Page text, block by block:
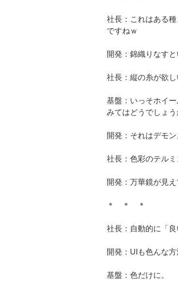
社長：これはある
ですねｗ
開発：錦織りなすと
社長：縦の糸が欲し
基盤：いっそホイ
みてはどうでしょう
開発：それはデモ
社長：色彩のテルミ
開発：万華鏡が見え
＊ ＊ ＊
社長：自動的に「
開発：UIも色んな方
基盤：色だけに。